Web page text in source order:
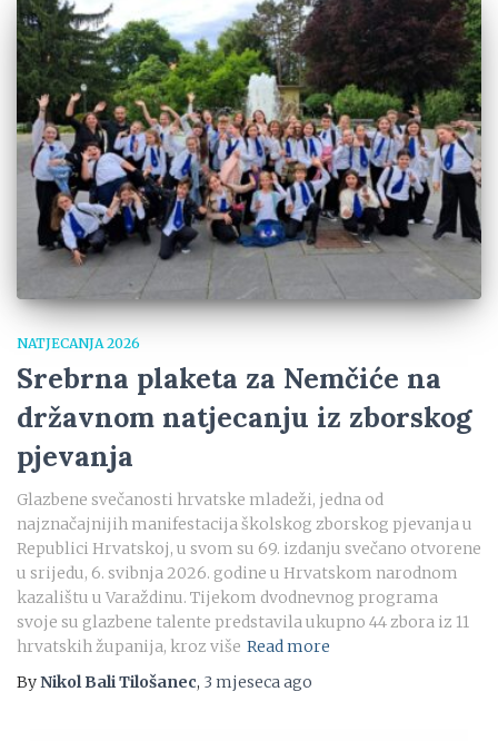
NATJECANJA 2026
Srebrna plaketa za Nemčiće na
državnom natjecanju iz zborskog
pjevanja
Glazbene svečanosti hrvatske mladeži, jedna od
najznačajnijih manifestacija školskog zborskog pjevanja u
Republici Hrvatskoj, u svom su 69. izdanju svečano otvorene
u srijedu, 6. svibnja 2026. godine u Hrvatskom narodnom
kazalištu u Varaždinu. Tijekom dvodnevnog programa
svoje su glazbene talente predstavila ukupno 44 zbora iz 11
hrvatskih županija, kroz više Read more
ByNikol Bali Tilošanec, 3 mjesecaago